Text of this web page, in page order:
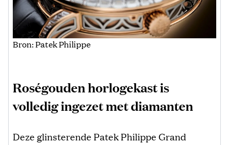
Bron: Patek Philippe
Roségouden horlogekast is
volledig ingezet met diamanten
Deze glinsterende Patek Philippe Grand